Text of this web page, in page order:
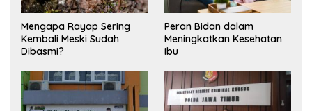
Mengapa Rayap Sering
Kembali Meski Sudah
Dibasmi?
Peran Bidan dalam
Meningkatkan Kesehatan
Ibu